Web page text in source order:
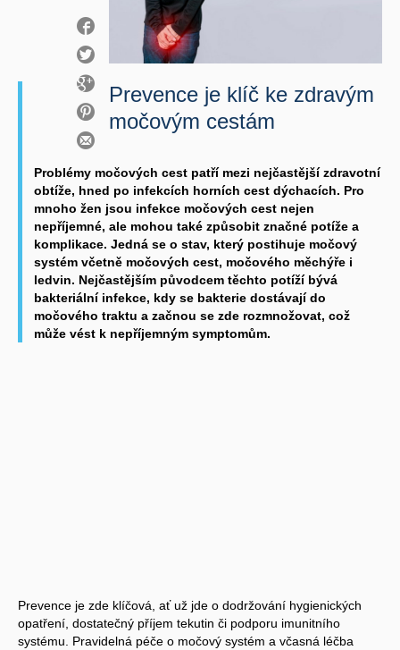
Prevence je klíč ke zdravým
močovým cestám
Problémy močových cest patří mezi nejčastější zdravotní
obtíže, hned po infekcích horních cest dýchacích. Pro
mnoho žen jsou infekce močových cest nejen
nepříjemné, ale mohou také způsobit značné potíže a
komplikace. Jedná se o stav, který postihuje močový
systém včetně močových cest, močového měchýře i
ledvin. Nejčastějším původcem těchto potíží bývá
bakteriální infekce, kdy se bakterie dostávají do
močového traktu a začnou se zde rozmnožovat, což
může vést k nepříjemným symptomům.
Prevence je zde klíčová, ať už jde o dodržování hygienických
opatření, dostatečný příjem tekutin či podporu imunitního
systému. Pravidelná péče o močový systém a včasná léčba